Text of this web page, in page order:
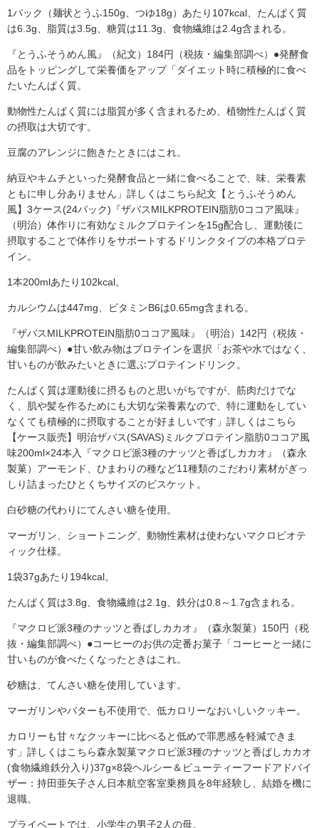
1パック（麺状とうふ150g、つゆ18g）あたり107kcal、たんぱく質
は6.3g、脂質は3.5g、糖質は11.3g、食物繊維は2.4g含まれる。
『とうふそうめん風』（紀文）184円（税抜・編集部調べ）●発酵食
品をトッピングして栄養価をアップ「ダイエット時に積極的に食べ
たいたんぱく質。
動物性たんぱく質には脂質が多く含まれるため、植物性たんぱく質
の摂取は大切です。
豆腐のアレンジに飽きたときにはこれ。
納豆やキムチといった発酵食品と一緒に食べることで、味、栄養素
ともに申し分ありません」詳しくはこちら紀文【とうふそうめん
風】3ケース(24パック)『ザバスMILKPROTEIN脂肪0ココア風味』
（明治）体作りに有効なミルクプロテインを15g配合し、運動後に
摂取することで体作りをサポートするドリンクタイプの本格プロテ
イン。
1本200mlあたり102kcal。
カルシウムは447mg、ビタミンB6は0.65mg含まれる。
『ザバスMILKPROTEIN脂肪0ココア風味』（明治）142円（税抜・
編集部調べ）●甘い飲み物はプロテインを選択「お茶や水ではなく、
甘いものが飲みたいときに選ぶプロテインドリンク。
たんぱく質は運動後に摂るものと思いがちですが、筋肉だけでな
く、肌や髪を作るためにも大切な栄養素なので、特に運動をしてい
なくても積極的に摂取することが好ましいです」詳しくはこちら
【ケース販売】明治ザバス(SAVAS)ミルクプロテイン脂肪0ココア風
味200ml×24本入『マクロビ派3種のナッツと香ばしカカオ』（森永
製菓）アーモンド、ひまわりの種など11種類のこだわり素材がぎっ
しり詰まったひとくちサイズのビスケット。
白砂糖の代わりにてんさい糖を使用。
マーガリン、ショートニング、動物性素材は使わないマクロビオテ
ィック仕様。
1袋37gあたり194kcal。
たんぱく質は3.8g、食物繊維は2.1g、鉄分は0.8～1.7g含まれる。
『マクロビ派3種のナッツと香ばしカカオ』（森永製菓）150円（税
抜・編集部調べ）●コーヒーのお供の定番お菓子「コーヒーと一緒に
甘いものが食べたくなったときはこれ。
砂糖は、てんさい糖を使用しています。
マーガリンやバターも不使用で、低カロリーなおいしいクッキー。
カロリーも甘々なクッキーに比べると低めで罪悪感を軽減できま
す」詳しくはこちら森永製菓マクロビ派3種のナッツと香ばしカカオ
(食物繊維鉄分入り)37g×8袋ヘルシー＆ビューティーフードアドバイ
ザー：持田亜矢子さん日本航空客室乗務員を8年経験し、結婚を機に
退職。
プライベートでは、小学生の男子2人の母。